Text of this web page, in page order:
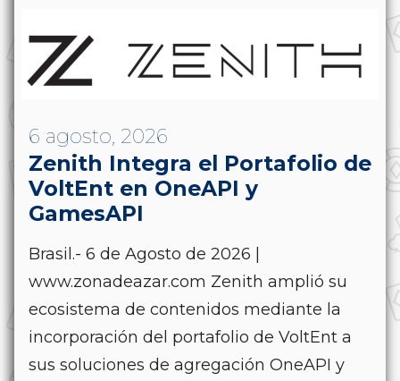
6 agosto, 2026
Zenith Integra el Portafolio de
VoltEnt en OneAPI y
GamesAPI
Brasil.- 6 de Agosto de 2026 |
www.zonadeazar.com Zenith amplió su
ecosistema de contenidos mediante la
incorporación del portafolio de VoltEnt a
sus soluciones de agregación OneAPI y